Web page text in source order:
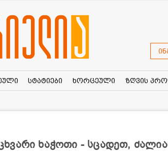
სტატიები ხორცეული ზღვის
ხაჭოთი - სცადეთ,